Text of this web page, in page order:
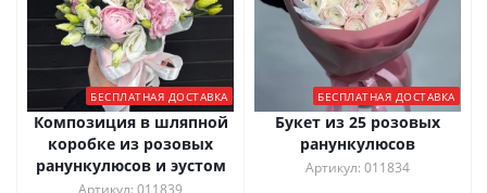
БЕСПЛАТНАЯ ДОСТАВКА
Композиция в шляпной
коробке из розовых
ранункулюсов и эустом
Артикул: 011839
БЕСПЛАТНАЯ ДОСТАВКА
Букет из 25 розовых
ранункулюсов
Артикул: 011834